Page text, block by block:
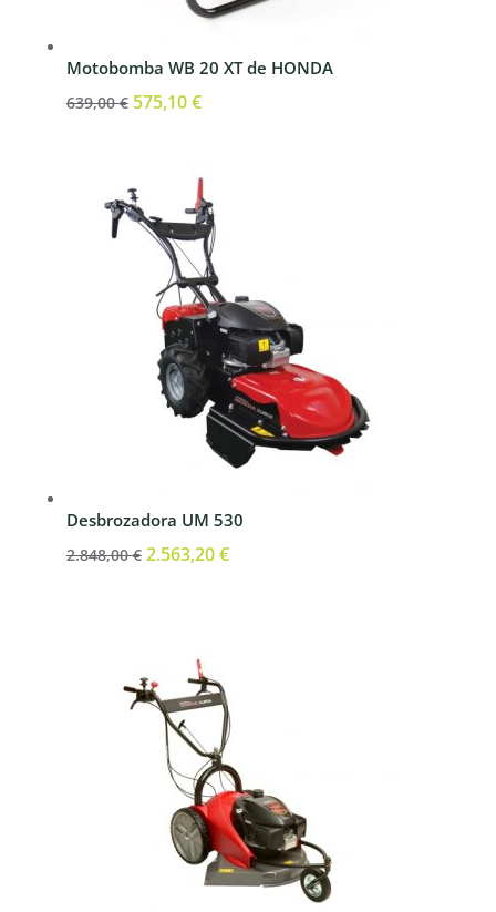
Motobomba WB 20 XT de HONDA
639,00€ El
era:
639,00 €.
575,10€El
es:
575,10 €.
Desbrozadora UM 530
2.848,00€ El
2.848,00 €.
2.563,20€El